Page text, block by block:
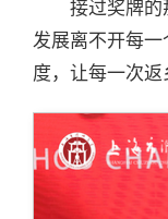
接过奖牌的
发展离不开每一
度，让每一次返